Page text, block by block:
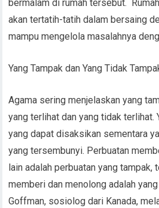
bermalam di rumah tersebut.
akan tertatih-tatih dalam bersaing
mampu mengelola masalahnya
Yang Tampak dan Yang Tidak
Agama sering menjelaskan yang
yang terlihat dan yang tidak terlihat.
yang dapat disaksikan sementara
yang tersembunyi. Perbuatan
lain adalah perbuatan yang
memberi dan menolong adalah
Goffman, sosiolog dari Kanada,